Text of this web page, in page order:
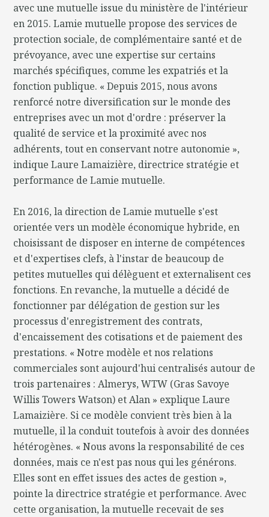
avec une mutuelle issue du ministère de l'intérieur
en 2015. Lamie mutuelle propose des services de
protection sociale, de complémentaire santé et de
prévoyance, avec une expertise sur certains
marchés spécifiques, comme les expatriés et la
fonction publique. « Depuis 2015, nous avons
renforcé notre diversification sur le monde des
entreprises avec un mot d'ordre : préserver la
qualité de service et la proximité avec nos
adhérents, tout en conservant notre autonomie »,
indique Laure Lamaizière, directrice stratégie et
performance de Lamie mutuelle.
En 2016, la direction de Lamie mutuelle s'est
orientée vers un modèle économique hybride, en
choisissant de disposer en interne de compétences
et d'expertises clefs, à l'instar de beaucoup de
petites mutuelles qui délèguent et externalisent ces
fonctions. En revanche, la mutuelle a décidé de
fonctionner par délégation de gestion sur les
processus d'enregistrement des contrats,
d'encaissement des cotisations et de paiement des
prestations. « Notre modèle et nos relations
commerciales sont aujourd'hui centralisés autour de
trois partenaires : Almerys, WTW (Gras Savoye
Willis Towers Watson) et Alan » explique Laure
Lamaizière. Si ce modèle convient très bien à la
mutuelle, il la conduit toutefois à avoir des données
hétérogènes. « Nous avons la responsabilité de ces
données, mais ce n'est pas nous qui les générons.
Elles sont en effet issues des actes de gestion »,
pointe la directrice stratégie et performance. Avec
cette organisation, la mutuelle recevait de ses